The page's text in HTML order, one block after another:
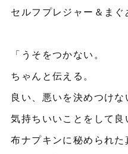
セルフプレジャー＆まぐ
「うそをつかない。
ちゃんと伝える。
良い、悪いを決めつけな
気持ちいいことをして良
布ナプキンに秘められた